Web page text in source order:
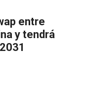
entre
y tendrá